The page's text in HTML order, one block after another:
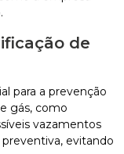
de
para a prevenção
gás, como
vazamentos
evitando